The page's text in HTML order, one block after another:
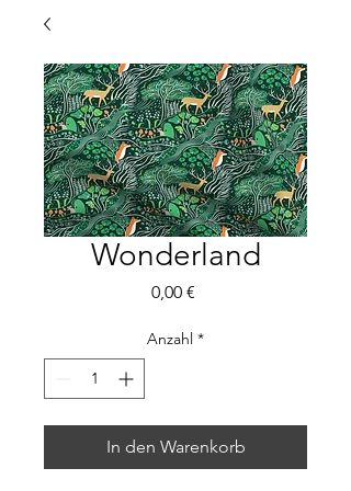
Wonderland
0,00 €Preis
Anzahl *
In den Warenkorb